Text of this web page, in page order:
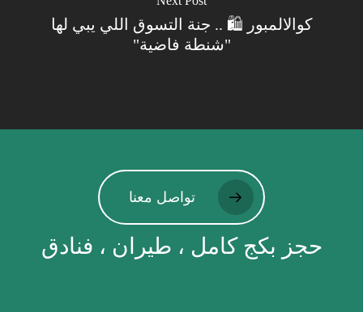
كوالالمبور 🛍️ .. جنة التسوق اللي يبي لها
"شنطة فاضية"
تواصل معنا
حجز بكج كامل ، طيران ، فنادق